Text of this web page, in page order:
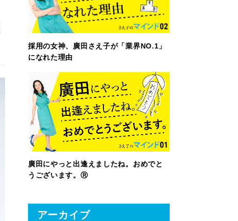
採用の女神、廣田さえ子が「業界NO.1」
になれた理由
廣田にやっと出逢えましたね。おめでと
うございます。Ⓡ
アーカイブ